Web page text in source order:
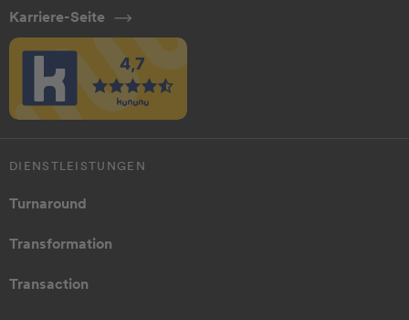
Karriere-Seite
DIENSTLEISTUNGEN
Turnaround
Transformation
Transaction